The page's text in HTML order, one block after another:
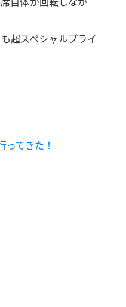
超スペシャルプライ
てきた！